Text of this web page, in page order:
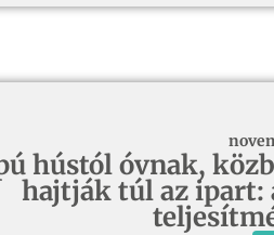
hústól óvnak,
hajtják túl az ipart: